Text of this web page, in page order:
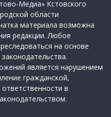
Медиа» Кстовского
области
материала возможна
редакции. Любое
на основе
является нарушением
гражданской,
в